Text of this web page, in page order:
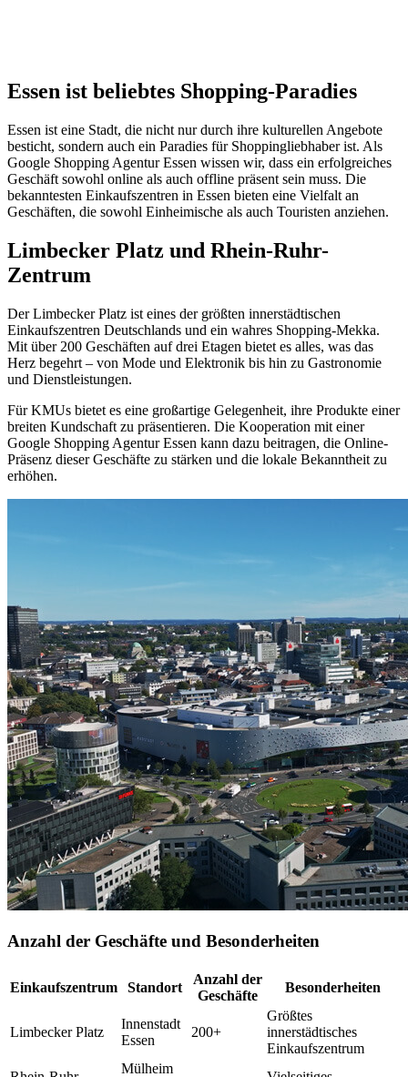
Essen ist beliebtes Shopping-Paradies
Essen ist eine Stadt, die nicht nur durch ihre kulturellen Angebote
besticht, sondern auch ein Paradies für Shoppingliebhaber ist. Als
Google Shopping Agentur Essen wissen wir, dass ein erfolgreiches
Geschäft sowohl online als auch offline präsent sein muss. Die
bekanntesten Einkaufszentren in Essen bieten eine Vielfalt an
Geschäften, die sowohl Einheimische als auch Touristen anziehen.
Limbecker Platz und Rhein-Ruhr-
Zentrum
Der Limbecker Platz ist eines der größten innerstädtischen
Einkaufszentren Deutschlands und ein wahres Shopping-Mekka.
Mit über 200 Geschäften auf drei Etagen bietet es alles, was das
Herz begehrt – von Mode und Elektronik bis hin zu Gastronomie
und Dienstleistungen.
Für KMUs bietet es eine großartige Gelegenheit, ihre Produkte einer
breiten Kundschaft zu präsentieren. Die Kooperation mit einer
Google Shopping Agentur Essen kann dazu beitragen, die Online-
Präsenz dieser Geschäfte zu stärken und die lokale Bekanntheit zu
erhöhen.
Anzahl der Geschäfte und Besonderheiten
Einkaufszentrum Standort
Anzahl der
Geschäfte
Besonderheiten
Limbecker Platz
Innenstadt
Essen
200+
Größtes
innerstädtisches
Einkaufszentrum
Mülheim